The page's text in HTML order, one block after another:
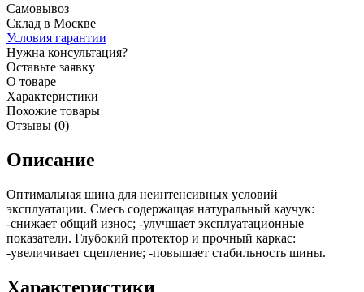
Самовывоз
Склад в Москве
Условия гарантии
Нужна консультация?
Оставьте заявку
О товаре
Характеристики
Похожие товары
Отзывы (0)
Описание
Оптимальная шина для неинтенсивных условий
эксплуатации. Смесь содержащая натуральный каучук:
-снижает общий износ; -улучшает эксплуатационные
показатели. Глубокий протектор и прочный каркас:
-увеличивает сцепление; -повышает стабильность шины.
Характеристики